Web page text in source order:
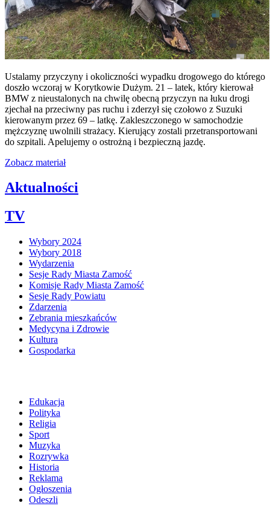
Ustalamy przyczyny i okoliczności wypadku drogowego do którego
doszło wczoraj w Korytkowie Dużym. 21 – latek, który kierował
BMW z nieustalonych na chwilę obecną przyczyn na łuku drogi
zjechał na przeciwny pas ruchu i zderzył się czołowo z Suzuki
kierowanym przez 69 – latkę. Zakleszczonego w samochodzie
mężczyznę uwolnili strażacy. Kierujący zostali przetransportowani
do szpitali. Apelujemy o ostrożną i bezpieczną jazdę.
Zobacz materiał
Aktualności
TV
Wybory 2024
Wybory 2018
Wydarzenia
Sesje Rady Miasta Zamość
Komisje Rady Miasta Zamość
Sesje Rady Powiatu
Zdarzenia
Zebrania mieszkańców
Medycyna i Zdrowie
Kultura
Gospodarka
Edukacja
Polityka
Religia
Sport
Muzyka
Rozrywka
Historia
Reklama
Ogłoszenia
Odeszli